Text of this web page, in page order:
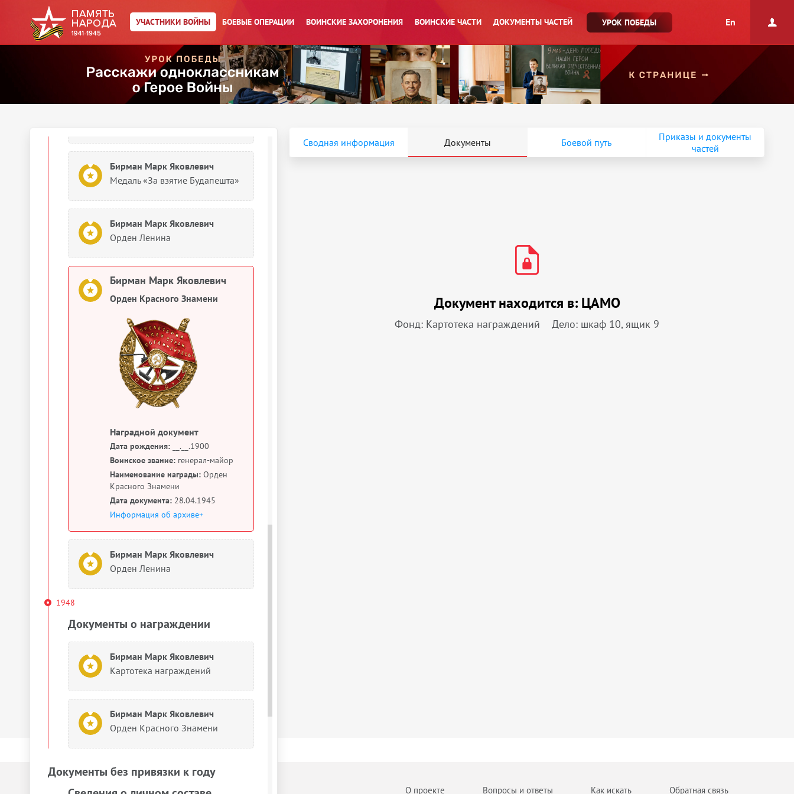
УЧАСТНИКИ ВОЙНЫ БОЕВЫЕ ОПЕРАЦИИ ВОИНСКИЕ ЗАХОРОНЕНИЯ ВОИНСКИЕ ЧАСТИ ДОКУМЕНТЫ ЧАСТЕЙ УРОК ПОБЕДЫ En
Бирман Марк Яковлевич
Орден Богдана Хмельницкого II
степени
Бирман Марк Яковлевич
Медаль «За взятие Будапешта»
Бирман Марк Яковлевич
Орден Ленина
Бирман Марк Яковлевич
Орден Красного Знамени
Наградной документ
Дата рождения: __.__.1900
Воинское звание: генерал-майор
Наименование награды: Орден
Красного Знамени
Дата документа: 28.04.1945
Информация об архиве+
Бирман Марк Яковлевич
Орден Ленина
1948
Документы о награждении
Бирман Марк Яковлевич
Картотека награждений
Бирман Марк Яковлевич
Орден Красного Знамени
Документы без привязки к году
Сводная информация Документы Боевой путь
Приказы и документы
частей
Документ находится в: ЦАМО
Фонд: Картотека награждений Дело: шкаф 10, ящик 9
О проекте Вопросы и ответы Как искать Обратная связь